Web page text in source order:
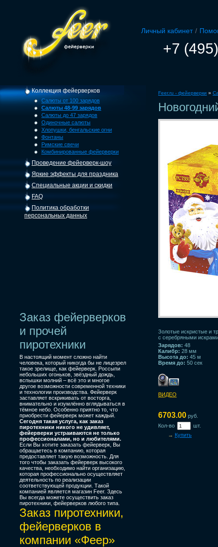
Личный кабинет /
+7
Коллекция фейерверков
Салюты от 100 зарядов
Салюты 48-99 зарядов
Салюты до 47 зарядов
Одиночные салюты
Хлопушки, бенгальские огни
Фонтаны
Римские свечи
Комбинированные фейерверки
Проведение фейерверк-шоу
Яркие эффекты для праздника
Специальные акции и скидки
FAQ
Политика обработки
персональных данных
Заказ фейерверков
и прочей
пиротехники
В настоящий момент сложно найти
человека, который никогда бы не лицезрел
такое зрелище, как фейерверк. Россыпи
небольших огоньков, звёздный дождь,
вспышки молний – всё это и многое
другое возможности современной техники
и технологии производства. Фейерверк
заставляет вскрикивать от восторга,
внимательно и изумлённо вглядываться в
тёмное небо. Особенно приятно то, что
приобрести фейерверк может каждый.
Сегодня такая услуга, как заказ
пиротехники никого не удивляет,
фейерверки устраиваются не только
профессионалами, но и любителями.
Если Вы хотите заказать фейерверк, Вы
обращаетесь в компанию, которая
предоставляет такую возможность. Для
того чтобы заказать фейерверк высокого
качества, необходимо найти организацию,
которая профессионально осуществляет
деятельность по реализации
соответствующей продукции. Такой
компанией является магазин Feer. Здесь
Вы всегда можете осуществить заказ
пиротехники, фейерверков любого типа.
Заказ пиротехники,
фейерверков в
компании «Феер»
Feer.ru - фейерверки »
Золотые искристые и
с серебряными
Зарядов: 48
Калибр: 28 мм
Высота до: 45 м
Время до: 50 сек
ВИДЕО
6703.00 руб.
Кол-во
шт.
→ Купить